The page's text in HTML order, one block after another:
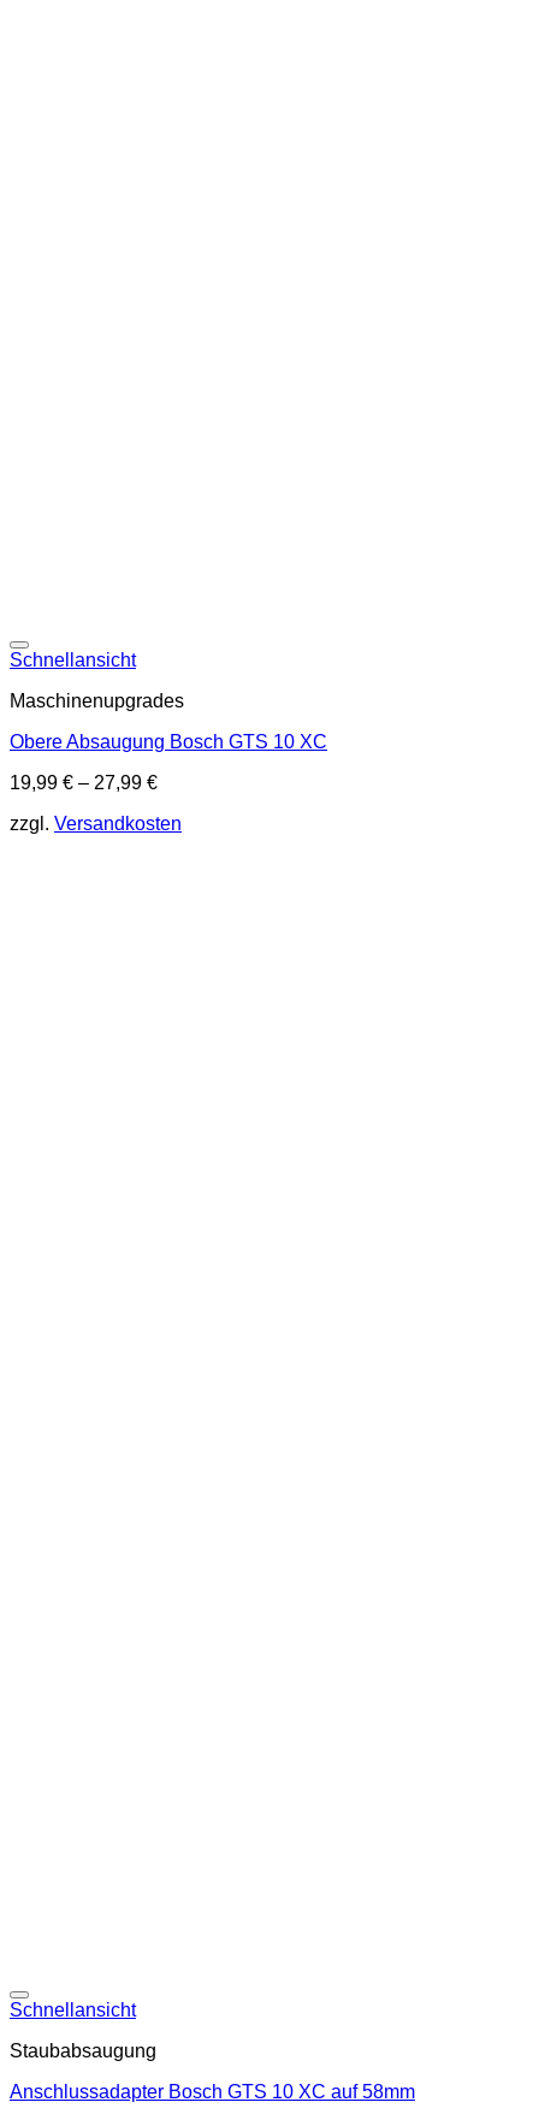
Schnellansicht
Maschinenupgrades
Obere Absaugung Bosch GTS 10 XC
19,99 € – 27,99 €
zzgl. Versandkosten
Schnellansicht
Staubabsaugung
Anschlussadapter Bosch GTS 10 XC auf 58mm